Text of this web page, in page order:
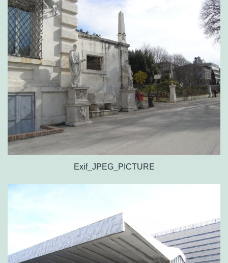
Exif_JPEG_PICTURE